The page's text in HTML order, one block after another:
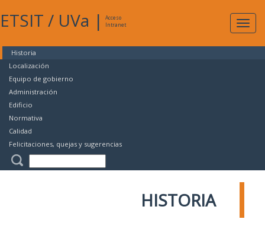
ETSIT / UVa |
Acceso
Intranet
Historia
Localización
Equipo de gobierno
Administración
Edificio
Normativa
Calidad
Felicitaciones, quejas y sugerencias
HISTORIA